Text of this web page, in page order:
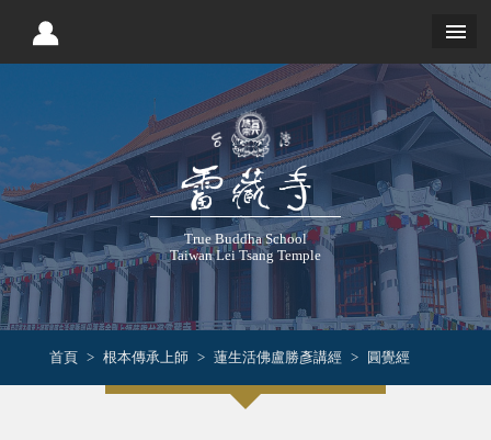
True Buddha School
Taiwan Lei Tsang Temple
首頁 根本傳承上師 蓮生活佛盧勝彥講經 圓覺經